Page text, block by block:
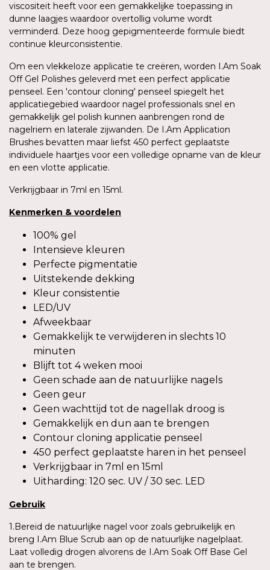
viscositeit heeft voor een gemakkelijke toepassing in
dunne laagjes waardoor overtollig volume wordt
verminderd. Deze hoog gepigmenteerde formule biedt
continue kleurconsistentie.
Om een vlekkeloze applicatie te creëren, worden I.Am Soak
Off Gel Polishes geleverd met een perfect applicatie
penseel. Een 'contour cloning' penseel spiegelt het
applicatiegebied waardoor nagel professionals snel en
gemakkelijk gel polish kunnen aanbrengen rond de
nagelriem en laterale zijwanden. De I.Am Application
Brushes bevatten maar liefst 450 perfect geplaatste
individuele haartjes voor een volledige opname van de kleur
en een vlotte applicatie.
Verkrijgbaar in 7ml en 15ml.
Kenmerken & voordelen
100% gel
Intensieve kleuren
Perfecte pigmentatie
Uitstekende dekking
Kleur consistentie
LED/UV
Afweekbaar
Gemakkelijk te verwijderen in slechts 10
minuten
Blijft tot 4 weken mooi
Geen schade aan de natuurlijke nagels
Geen geur
Geen wachttijd tot de nagellak droog is
Gemakkelijk en dun aan te brengen
Contour cloning applicatie penseel
450 perfect geplaatste haren in het penseel
Verkrijgbaar in 7ml en 15ml
Uitharding: 120 sec. UV / 30 sec. LED
Gebruik
1.Bereid de natuurlijke nagel voor zoals gebruikelijk en
breng I.Am Blue Scrub aan op de natuurlijke nagelplaat.
Laat volledig drogen alvorens de I.Am Soak Off Base Gel
aan te brengen.